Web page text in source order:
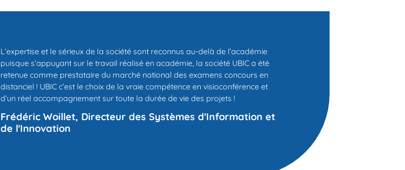
L’expertise et le sérieux de la société sont reconnus au-delà de l’académie
puisque s’appuyant sur le travail réalisé en académie, la société UBIC a été
retenue comme prestataire du marché national des examens concours en
distanciel ! UBIC c’est le choix de la vraie compétence en visioconférence et
d’un réel accompagnement sur toute la durée de vie des projets !
Frédéric Woillet, Directeur des Systèmes d'Information et
de l'Innovation